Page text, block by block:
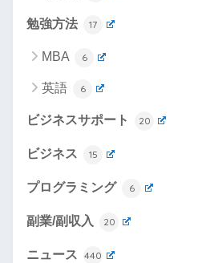
勉強方法 17
MBA 6
英語 6
ビジネスサポート 20
ビジネス 15
プログラミング 6
副業/副収入 20
ニュース 440